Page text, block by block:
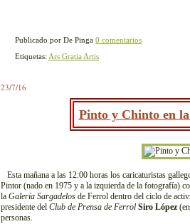
Publicado por De Pinga 0 comentarios
Etiquetas: Ars Gratia Artis
23/7/16
Pinto y Chinto en
Esta mañana a las 12:00 horas los caricaturistas
Pintor (nado en 1975 y a la izquierda de la fotografía)
la Galería Sargadelos de Ferrol dentro del ciclo de
presidente del Club de Prensa de Ferrol Siro López
personas.